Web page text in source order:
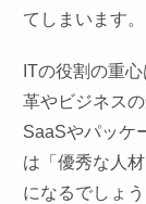
てしまいます。
ITの役割の重
革やビジネス
SaaSやパッケ
は「優秀な人
になるでしょ